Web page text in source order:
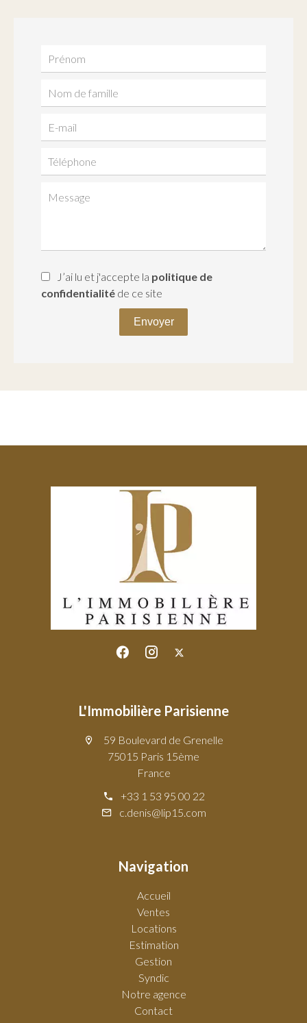
J’ai lu et j'accepte la politique de
confidentialité de ce site
Envoyer
L'Immobilière Parisienne
59 Boulevard de Grenelle
75015 Paris 15ème
France
+33 1 53 95 00 22
c.denis@lip15.com
Navigation
Accueil
Ventes
Locations
Estimation
Gestion
Syndic
Notre agence
Contact